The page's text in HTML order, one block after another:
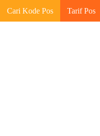
Cari Kode Pos Tarif Pos